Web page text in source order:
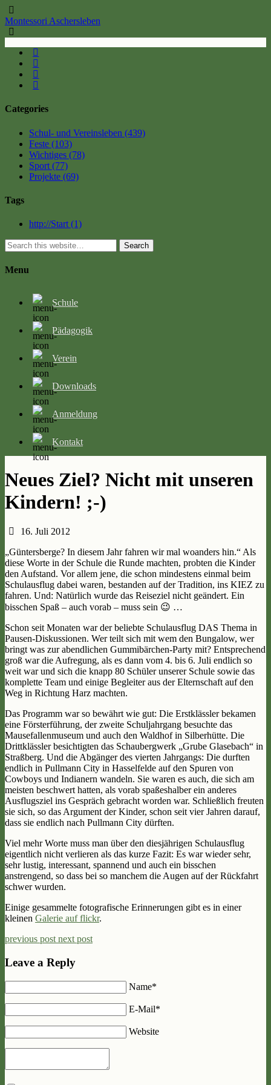
Montessori Aschersleben
Categories
Schul- und Vereinsleben (439)
Feste (103)
Wichtiges (78)
Sport (77)
Projekte (69)
Tags
http://Start (1)
Search
Menu
Schule
Pädagogik
Verein
Downloads
Anmeldung
Kontakt
Neues Ziel? Nicht mit unseren
Kindern! ;-)
16. Juli 2012
„Güntersberge? In diesem Jahr fahren wir mal woanders hin.“ Als
diese Worte in der Schule die Runde machten, probten die Kinder
den Aufstand. Vor allem jene, die schon mindestens einmal beim
Schulausflug dabei waren, bestanden auf der Tradition, ins KIEZ zu
fahren. Und: Natürlich wurde das Reiseziel nicht geändert. Ein
bisschen Spaß – auch vorab – muss sein 😉 …
Schon seit Monaten war der beliebte Schulausflug DAS Thema in
Pausen-Diskussionen. Wer teilt sich mit wem den Bungalow, wer
bringt was zur abendlichen Gummibärchen-Party mit? Entsprechend
groß war die Aufregung, als es dann vom 4. bis 6. Juli endlich so
weit war und sich die knapp 80 Schüler unserer Schule sowie das
komplette Team und einige Begleiter aus der Elternschaft auf den
Weg in Richtung Harz machten.
Das Programm war so bewährt wie gut: Die Erstklässler bekamen
eine Försterführung, der zweite Schuljahrgang besuchte das
Mausefallenmuseum und auch den Waldhof in Silberhütte. Die
Drittklässler besichtigten das Schaubergwerk „Grube Glasebach“ in
Straßberg. Und die Abgänger des vierten Jahrgangs: Die durften
endlich in Pullmann City in Hasselfelde auf den Spuren von
Cowboys und Indianern wandeln. Sie waren es auch, die sich am
meisten beschwert hatten, als vorab spaßeshalber ein anderes
Ausflugsziel ins Gespräch gebracht worden war. Schließlich freuten
sie sich, so das Argument der Kinder, schon seit vier Jahren darauf,
dass sie endlich nach Pullmann City dürften.
Viel mehr Worte muss man über den diesjährigen Schulausflug
eigentlich nicht verlieren als das kurze Fazit: Es war wieder sehr,
sehr lustig, interessant, spannend und auch ein bisschen
anstrengend, so dass bei so manchem die Augen auf der Rückfahrt
schwer wurden.
Einige gesammelte fotografische Erinnerungen gibt es in einer
kleinen Galerie auf flickr.
previous postnext post
Leave a Reply
Name*
E-Mail*
Website